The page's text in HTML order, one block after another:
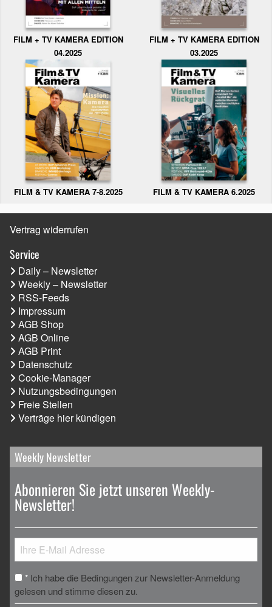
FILM + TV KAMERA EDITION
04.2025
FILM + TV KAMERA EDITION
03.2025
FILM & TV KAMERA 7-8.2025 FILM & TV KAMERA 6.2025
Vertrag widerrufen
Service
Daily – Newsletter
Weekly – Newsletter
RSS-Feeds
Impressum
AGB Shop
AGB Online
AGB Print
Datenschutz
Cookie-Manager
Nutzungsbedingungen
Freie Stellen
Verträge hier kündigen
Weekly Newsletter
Abonnieren Sie jetzt unseren Weekly-
Newsletter!
* Ich habe die Bedingungen zur Newsletter-Anmeldung
gelesen und stimme diesen zu.